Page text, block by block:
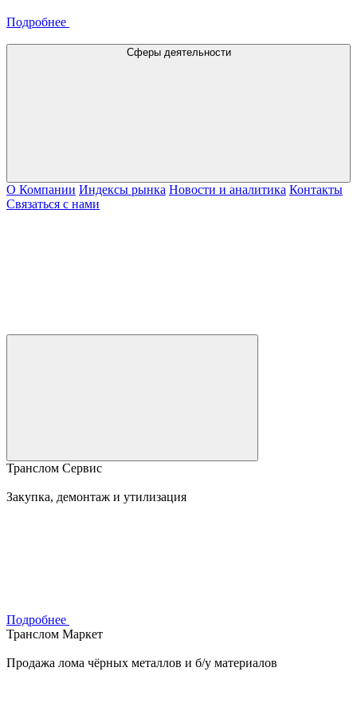
Подробнее
Сферы деятельности
О Компании Индексы рынка Новости и аналитика Контакты
Связаться с нами
Транслом Сервис
Закупка, демонтаж и утилизация
Подробнее
Транслом Маркет
Продажа лома чёрных металлов и б/у материалов